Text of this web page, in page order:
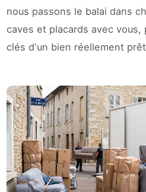
nous passons le balai dans
caves et placards avec
clés d'un bien réellement